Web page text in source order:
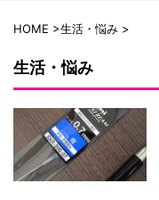
HOME >生活・悩み >
生活・悩み